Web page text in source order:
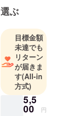
選ぶ
目標金額
未達でも
リターン
が届きま
す(All-in
方式)
5,5
00 円